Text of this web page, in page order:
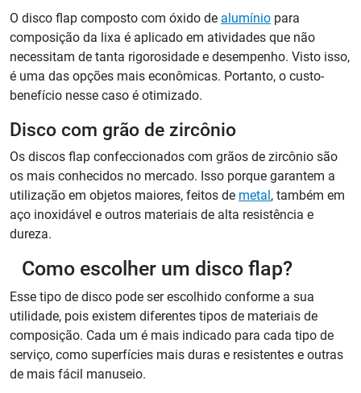
O disco flap composto com óxido de alumínio para
composição da lixa é aplicado em atividades que não
necessitam de tanta rigorosidade e desempenho. Visto isso,
é uma das opções mais econômicas. Portanto, o custo-
benefício nesse caso é otimizado.
Disco com grão de zircônio
Os discos flap confeccionados com grãos de zircônio são
os mais conhecidos no mercado. Isso porque garantem a
utilização em objetos maiores, feitos de metal , também em
aço inoxidável e outros materiais de alta resistência e
dureza.
Como escolher um disco flap?
Esse tipo de disco pode ser escolhido conforme a sua
utilidade, pois existem diferentes tipos de materiais de
composição. Cada um é mais indicado para cada tipo de
serviço, como superfícies mais duras e resistentes e outras
de mais fácil manuseio.